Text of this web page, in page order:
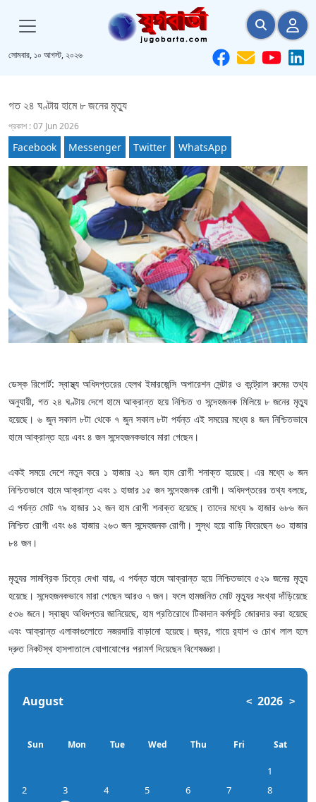
সোমবার, ১০ আগস্ট, ২০২৬
গত ২৪ ঘণ্টায় হামে ৮ জনের মৃত্যু
প্রকাশ : 07 Jun 2026
Facebook Messenger Twitter WhatsApp
ডেস্ক রিপোর্ট: স্বাস্থ্য অধিদপ্তরের হেলথ ইমারজেন্সি অপারেশন সেন্টার ও কন্ট্রোল রুমের তথ্য
অনুযায়ী, গত ২৪ ঘণ্টায় দেশে হামে আক্রান্ত হয়ে নিশ্চিত ও সন্দেহজনক মিলিয়ে ৮ জনের মৃত্যু
হয়েছে। ৬ জুন সকাল ৮টা থেকে ৭ জুন সকাল ৮টা পর্যন্ত এই সময়ের মধ্যে ৪ জন নিশ্চিতভাবে
হামে আক্রান্ত হয়ে এবং ৪ জন সন্দেহজনকভাবে মারা গেছেন।
একই সময়ে দেশে নতুন করে ১ হাজার ২১ জন হাম রোগী শনাক্ত হয়েছে। এর মধ্যে ৬ জন
নিশ্চিতভাবে হামে আক্রান্ত এবং ১ হাজার ১৫ জন সন্দেহজনক রোগী। অধিদপ্তরের তথ্য বলছে,
এ পর্যন্ত মোট ৭৯ হাজার ১২ জন হাম রোগী শনাক্ত হয়েছে। তাদের মধ্যে ৯ হাজার ৬৮৬ জন
নিশ্চিত রোগী এবং ৬৪ হাজার ২৬৩ জন সন্দেহজনক রোগী। সুস্থ হয়ে বাড়ি ফিরেছেন ৬০ হাজার
৮৪ জন।
মৃত্যুর সামগ্রিক চিত্রে দেখা যায়, এ পর্যন্ত হামে আক্রান্ত হয়ে নিশ্চিতভাবে ৫২৯ জনের মৃত্যু
হয়েছে। সন্দেহজনকভাবে মারা গেছেন আরও ৭ জন। ফলে হামজনিত মোট মৃত্যুর সংখ্যা দাঁড়িয়েছে
৫৩৬ জনে। স্বাস্থ্য অধিদপ্তর জানিয়েছে, হাম প্রতিরোধে টিকাদান কর্মসূচি জোরদার করা হয়েছে
এবং আক্রান্ত এলাকাগুলোতে নজরদারি বাড়ানো হয়েছে। জ্বর, গায়ে র‌্যাশ ও চোখ লাল হলে
দ্রুত নিকটস্থ হাসপাতালে যোগাযোগের পরামর্শ দিয়েছেন বিশেষজ্ঞরা।
August < 2026 >
Sun Mon Tue Wed Thu Fri Sat
1
2
3 4 5 6 7
8